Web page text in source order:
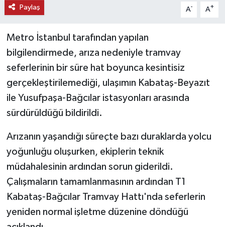
Paylaş A- A+
Metro İstanbul tarafından yapılan
bilgilendirmede, arıza nedeniyle tramvay
seferlerinin bir süre hat boyunca kesintisiz
gerçekleştirilemediği, ulaşımın Kabataş-Beyazıt
ile Yusufpaşa-Bağcılar istasyonları arasında
sürdürüldüğü bildirildi.
Arızanın yaşandığı süreçte bazı duraklarda yolcu
yoğunluğu oluşurken, ekiplerin teknik
müdahalesinin ardından sorun giderildi.
Çalışmaların tamamlanmasının ardından T1
Kabataş-Bağcılar Tramvay Hattı'nda seferlerin
yeniden normal işletme düzenine döndüğü
TEKNOLOJİ
TİCARET
YAŞAM